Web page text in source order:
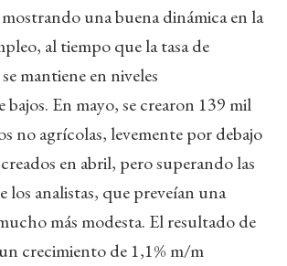
una buena dinámica en la
al tiempo que la tasa de
mantiene en niveles
En mayo, se crearon 139 mil
no agrícolas, levemente por debajo
en abril, pero superando las
los analistas, que preveían una
más modesta. El resultado de
crecimiento de 1,1% m/m